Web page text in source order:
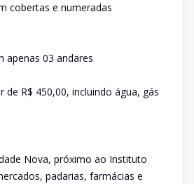
cobertas e numeradas
apenas 03 andares
de R$ 450,00, incluindo água, gás
Nova, próximo ao Instituto
padarias, farmácias e